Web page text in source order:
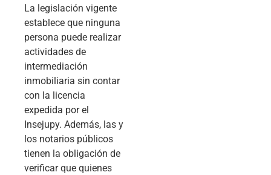
La legislación vigente
establece que ninguna
persona puede realizar
actividades de
intermediación
inmobiliaria sin contar
con la licencia
expedida por el
Insejupy. Además, las y
los notarios públicos
tienen la obligación de
verificar que quienes